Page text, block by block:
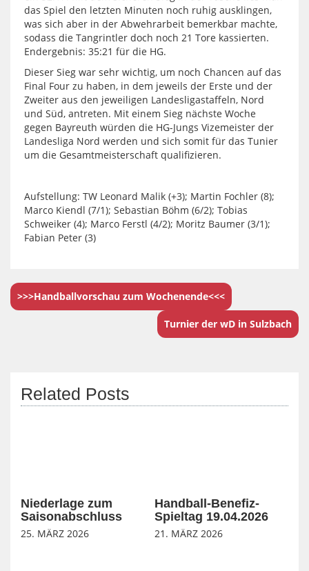
das Spiel den letzten Minuten noch ruhig ausklingen,
was sich aber in der Abwehrarbeit bemerkbar machte,
sodass die Tangrintler doch noch 21 Tore kassierten.
Endergebnis: 35:21 für die HG.
Dieser Sieg war sehr wichtig, um noch Chancen auf das
Final Four zu haben, in dem jeweils der Erste und der
Zweiter aus den jeweiligen Landesligastaffeln, Nord
und Süd, antreten. Mit einem Sieg nächste Woche
gegen Bayreuth würden die HG-Jungs Vizemeister der
Landesliga Nord werden und sich somit für das Tunier
um die Gesamtmeisterschaft qualifizieren.
Aufstellung: TW Leonard Malik (+3); Martin Fochler (8);
Marco Kiendl (7/1); Sebastian Böhm (6/2); Tobias
Schweiker (4); Marco Ferstl (4/2); Moritz Baumer (3/1);
Fabian Peter (3)
>>>Handballvorschau zum Wochenende<<<
Turnier der wD in Sulzbach
Related Posts
Niederlage zum
Saisonabschluss
25. MÄRZ 2026
Handball-Benefiz-
Spieltag 19.04.2026
21. MÄRZ 2026